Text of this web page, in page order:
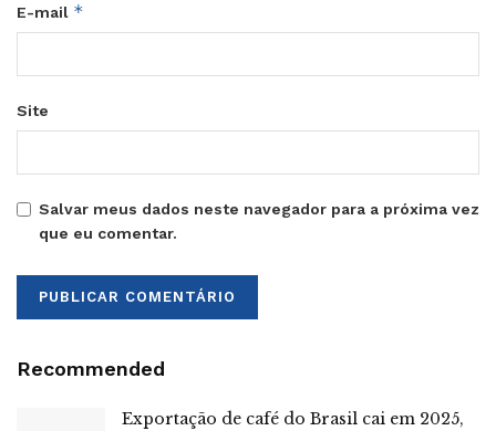
E-mail *
Site
Salvar meus dados neste navegador para a próxima vez
que eu comentar.
Recommended
Exportação de café do Brasil cai em 2025,